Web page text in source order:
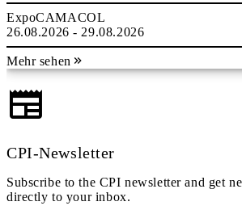
ExpoCAMACOL
26.08.2026 - 29.08.2026
Mehr sehen
CPI-Newsletter
Subscribe to the CPI newsletter and get
directly to your inbox.